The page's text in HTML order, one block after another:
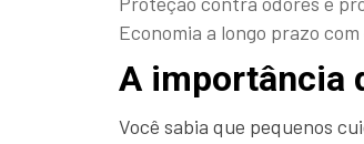
Economia a longo prazo
A importância
Você sabia que pequenos